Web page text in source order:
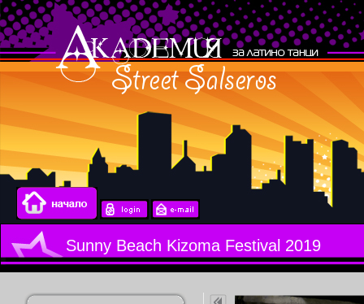
Sunny Beach Kizoma Festival 2019